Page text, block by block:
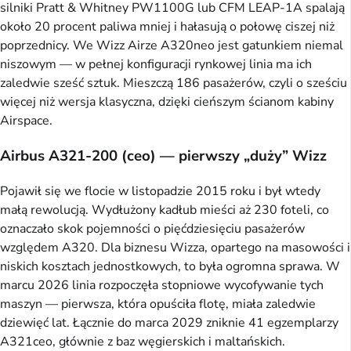
silniki Pratt & Whitney PW1100G lub CFM LEAP-1A spalają
około 20 procent paliwa mniej i hałasują o połowę ciszej niż
poprzednicy. We Wizz Airze A320neo jest gatunkiem niemal
niszowym — w pełnej konfiguracji rynkowej linia ma ich
zaledwie sześć sztuk. Mieszczą 186 pasażerów, czyli o sześciu
więcej niż wersja klasyczna, dzięki cieńszym ścianom kabiny
Airspace.
Airbus A321-200 (ceo) — pierwszy „duży” Wizz
Pojawił się we flocie w listopadzie 2015 roku i był wtedy
małą rewolucją. Wydłużony kadłub mieści aż 230 foteli, co
oznaczało skok pojemności o pięćdziesięciu pasażerów
względem A320. Dla biznesu Wizza, opartego na masowości i
niskich kosztach jednostkowych, to była ogromna sprawa. W
marcu 2026 linia rozpoczęła stopniowe wycofywanie tych
maszyn — pierwsza, która opuściła flotę, miała zaledwie
dziewięć lat. Łącznie do marca 2029 zniknie 41 egzemplarzy
A321ceo, głównie z baz węgierskich i maltańskich.